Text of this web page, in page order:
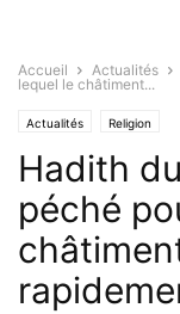
Accueil Actualités
lequel le châtiment...
Actualités Religion
Hadith
péché